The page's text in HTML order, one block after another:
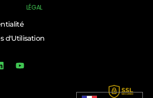
LÉGAL
d'Utilisation